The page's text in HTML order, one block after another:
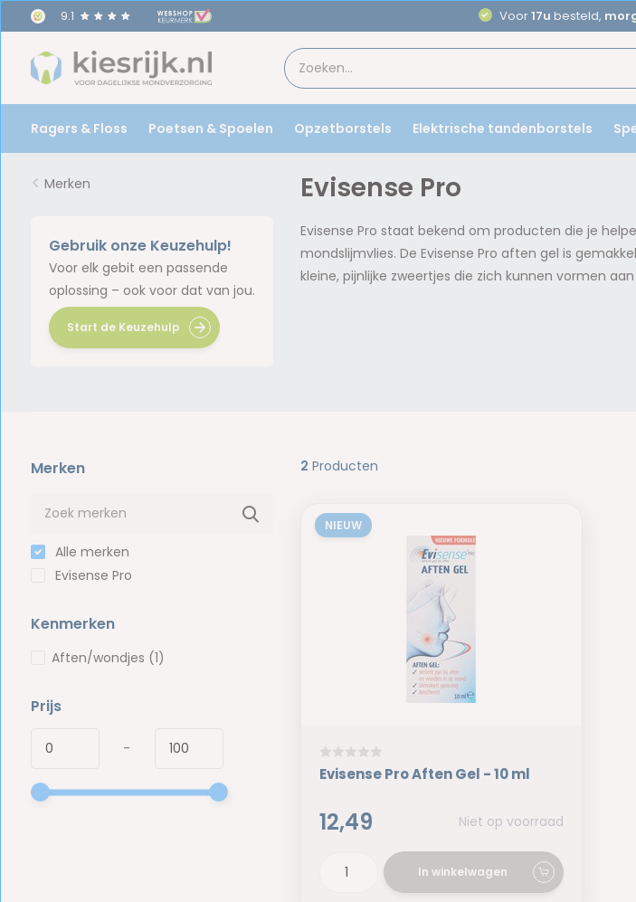
9.1 Voor17u besteld,
Ragers & Floss Poetsen & Spoelen Opzetborstels Elektrische tandenborstels
Merken
Gebruik onze Keuzehulp!
Voor elk gebit een passende
oplossing – ook voor dat van jou.
Start de Keuzehulp
Evisense Pro
Evisense Pro staat bekend om producten die je
mondslijmvlies. De Evisense Pro aften gel is
kleine, pijnlijke zweertjes die zich kunnen vormen
Merken
Alle merken
Evisense Pro
Kenmerken
Aften/wondjes (1)
Prijs
-
2 Producten
NIEUW
Evisense Pro Aften Gel - 10 ml
12,49 Niet op voorraad
In winkelwagen